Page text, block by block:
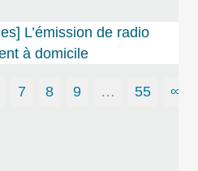
L’émission de radio
à domicile
7 8 9 … 55 ∞